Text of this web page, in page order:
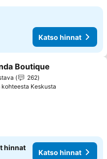
Katso hinnat
suosikkeihin
Boutique
262
kohteesta Keskusta
hinnat
Katso hinnat